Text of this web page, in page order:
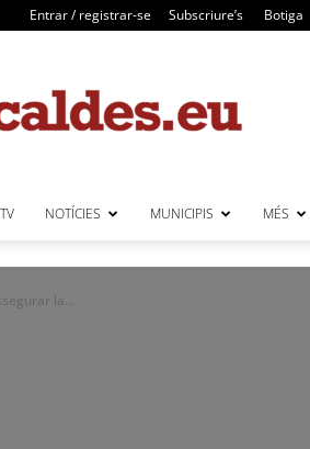
Entrar / registrar-se Subscriure’s Botiga
NOTÍCIES MUNICIPIS MÉS
la...